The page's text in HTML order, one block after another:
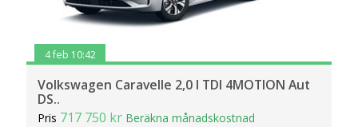
4 feb 10:42
Volkswagen Caravelle 2,0 l TDI 4MOTION Aut
DS..
Pris 717 750 kr Beräkna månadskostnad